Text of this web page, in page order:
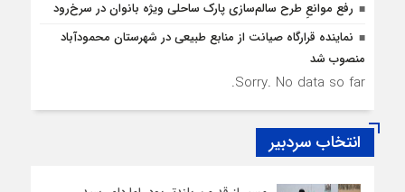
رفع موانع‌ِ طرح سالم‌سازی پارک ساحلی ویژه بانوان در سرخ‌رود
نماینده قرارگاه صیانت از منابع طبیعی در شهرستان محمودآباد
منصوب شد
Sorry. No data so far.
انتخاب سردبیر